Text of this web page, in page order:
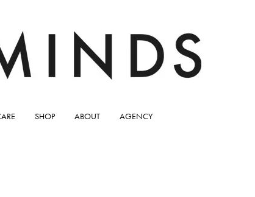
SHOP ABOUT AGENCY